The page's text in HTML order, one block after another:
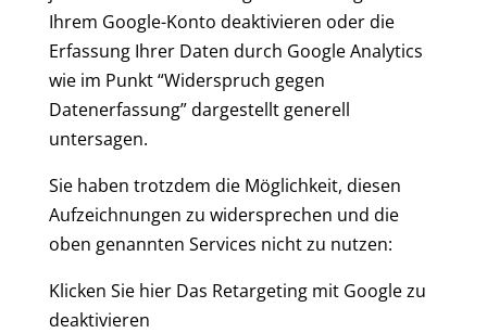
Ihrem Google-Konto deaktivieren oder die
Erfassung Ihrer Daten durch Google Analytics
wie im Punkt “Widerspruch gegen
Datenerfassung” dargestellt generell
untersagen.
Sie haben trotzdem die Möglichkeit, diesen
Aufzeichnungen zu widersprechen und die
oben genannten Services nicht zu nutzen:
Klicken Sie hier Das Retargeting mit Google zu
deaktivieren